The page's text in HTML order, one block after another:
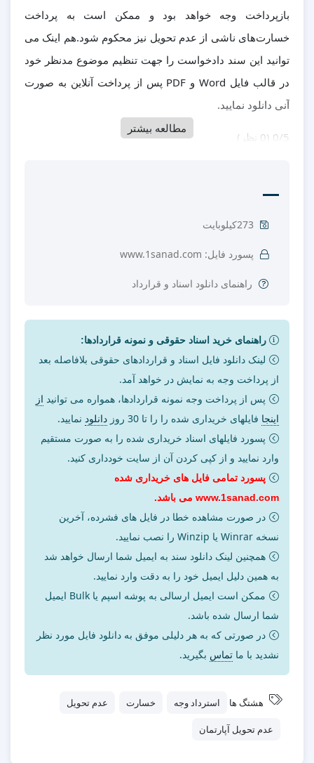
بازپرداخت وجه خواهد بود و ممکن است به پرداخت
خسارت‌های ناشی از عدم تحویل نیز محکوم شود.هم اینک می
توانید این سند دادخواست را جهت تنظیم موضوع مدنظر خود
در قالب فایل Word و PDF پس از پرداخت آنلاین به صورت
آنی دانلود نمایید.
‫0/5 ‫(0 نظر)
مطالعه بیشتر
273کیلوبایت
پسورد فایل: www.1sanad.com
راهنمای دانلود اسناد و قرارداد
راهنمای خرید اسناد حقوقی و نمونه قراردادها:
لینک دانلود فایل اسناد و قراردادهای حقوقی بلافاصله بعد
از پرداخت وجه به نمایش در خواهد آمد.
پس از پرداخت وجه نمونه قراردادها، همواره می توانید از
اینجا فایلهای خریداری شده را را تا 30 روز دانلود نمایید.
پسورد فایلهای اسناد خریداری شده را به صورت مستقیم
وارد نمایید و از کپی کردن آن از سایت خودداری کنید.
پسورد تمامی فایل های خریداری شده
www.1sanad.com می باشد.
در صورت مشاهده خطا در فایل های فشرده، آخرین
نسخه Winrar یا Winzip را نصب نمایید.
همچنین لینک دانلود سند به ایمیل شما ارسال خواهد شد
به همین دلیل ایمیل خود را به دقت وارد نمایید.
ممکن است ایمیل ارسالی به پوشه اسپم یا Bulk ایمیل
شما ارسال شده باشد.
در صورتی که به هر دلیلی موفق به دانلود فایل مورد نظر
نشدید با ما تماس بگیرید.
هشتگ ها استرداد وجه خسارت عدم تحویل
عدم تحویل آپارتمان